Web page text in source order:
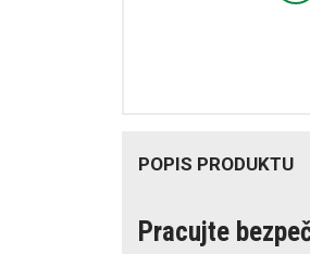
POPIS PRODUKTU
Pracujte